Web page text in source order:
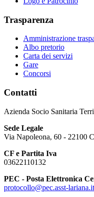
Trasparenza
Amministrazione
Albo pretorio
Carta dei servizi
Gare
Concorsi
Contatti
Azienda Socio Sanitaria
Sede Legale
Via Napoleona, 60 - 22100
CF e Partita Iva
03622110132
PEC - Posta Elettronica
protocollo@pec.asst-lariana.it